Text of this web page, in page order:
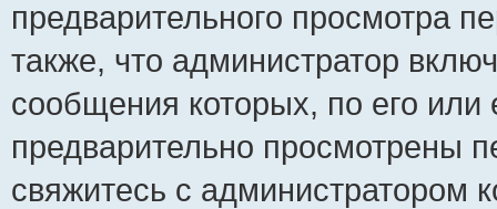
предварительного просмотра
также, что администратор
сообщения которых, по его
предварительно просмотрены
свяжитесь с администратором